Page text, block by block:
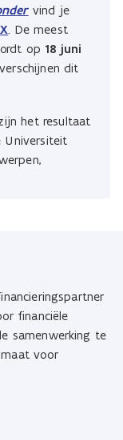
vind je
. De meest
op 18 juni
dit
het resultaat
Universiteit
financiële
samenwerking te
voor